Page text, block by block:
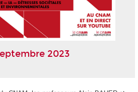
2023